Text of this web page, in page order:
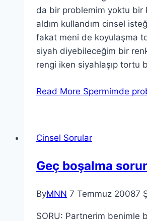
da bir problemim yoktu bir
aldım kullandım cinsel
fakat meni de koyulaşma
siyah diyebileceğim bir
rengi iken siyahlaşıp tortu
Read More Spermimde
Cinsel Sorular
Geç boşalma
ByMNN 7 Temmuz 20087
SORU: Partnerim benimle